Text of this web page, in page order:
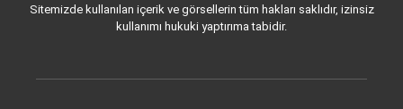
Sitemizde kullanılan içerik ve görsellerin tüm hakları saklıdır, izinsiz
kullanımı hukuki yaptırıma tabidir.